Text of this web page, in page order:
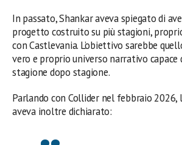
In passato, Shankar aveva spiegato di
progetto costruito su più stagioni,
con Castlevania. L’obiettivo sarebbe
vero e proprio universo narrativo capace
stagione dopo stagione.
Parlando con Collider nel febbraio 2026,
aveva inoltre dichiarato: